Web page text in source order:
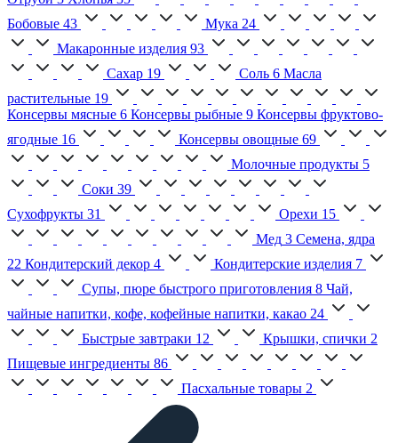
Бобовые 43 Мука 24
Макаронные изделия 93
Сахар 19 Соль 6 Масла
растительные 19
Консервы мясные 6 Консервы рыбные 9 Консервы фруктово-
ягодные 16 Консервы овощные 69
Молочные продукты 5
Соки 39
Сухофрукты 31 Орехи 15
Мед 3 Семена, ядра
22 Кондитерский декор 4 Кондитерские изделия 7
Супы, пюре быстрого приготовления 8 Чай,
чайные напитки, кофе, кофейные напитки, какао 24
Быстрые завтраки 12 Крышки, спички 2
Пищевые ингредиенты 86
Пасхальные товары 2